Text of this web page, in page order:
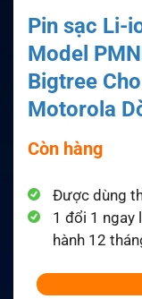
Pin sạc Li-
Model
Bigtree
Motorola
Còn hàng
Được dùng
1 đổi 1 ngay
hành 12